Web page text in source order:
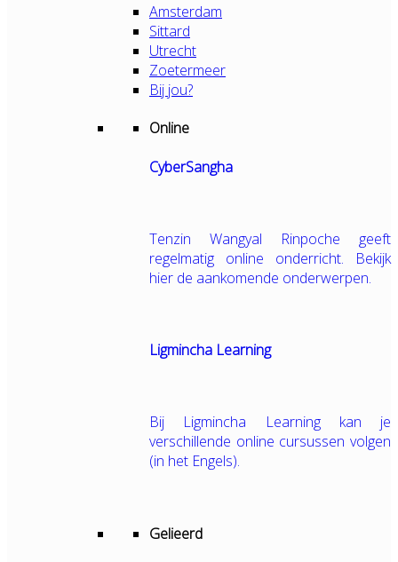
Amsterdam
Sittard
Utrecht
Zoetermeer
Bij jou?
Online
CyberSangha
Tenzin Wangyal Rinpoche geeft
regelmatig online onderricht. Bekijk
hier de aankomende onderwerpen.
Ligmincha Learning
Bij Ligmincha Learning kan je
verschillende online cursussen volgen
(in het Engels).
Gelieerd